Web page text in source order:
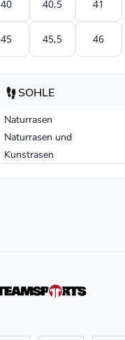
40 40,5 41
45 45,5 46
SOHLE
Naturrasen
Naturrasen und
Kunstrasen